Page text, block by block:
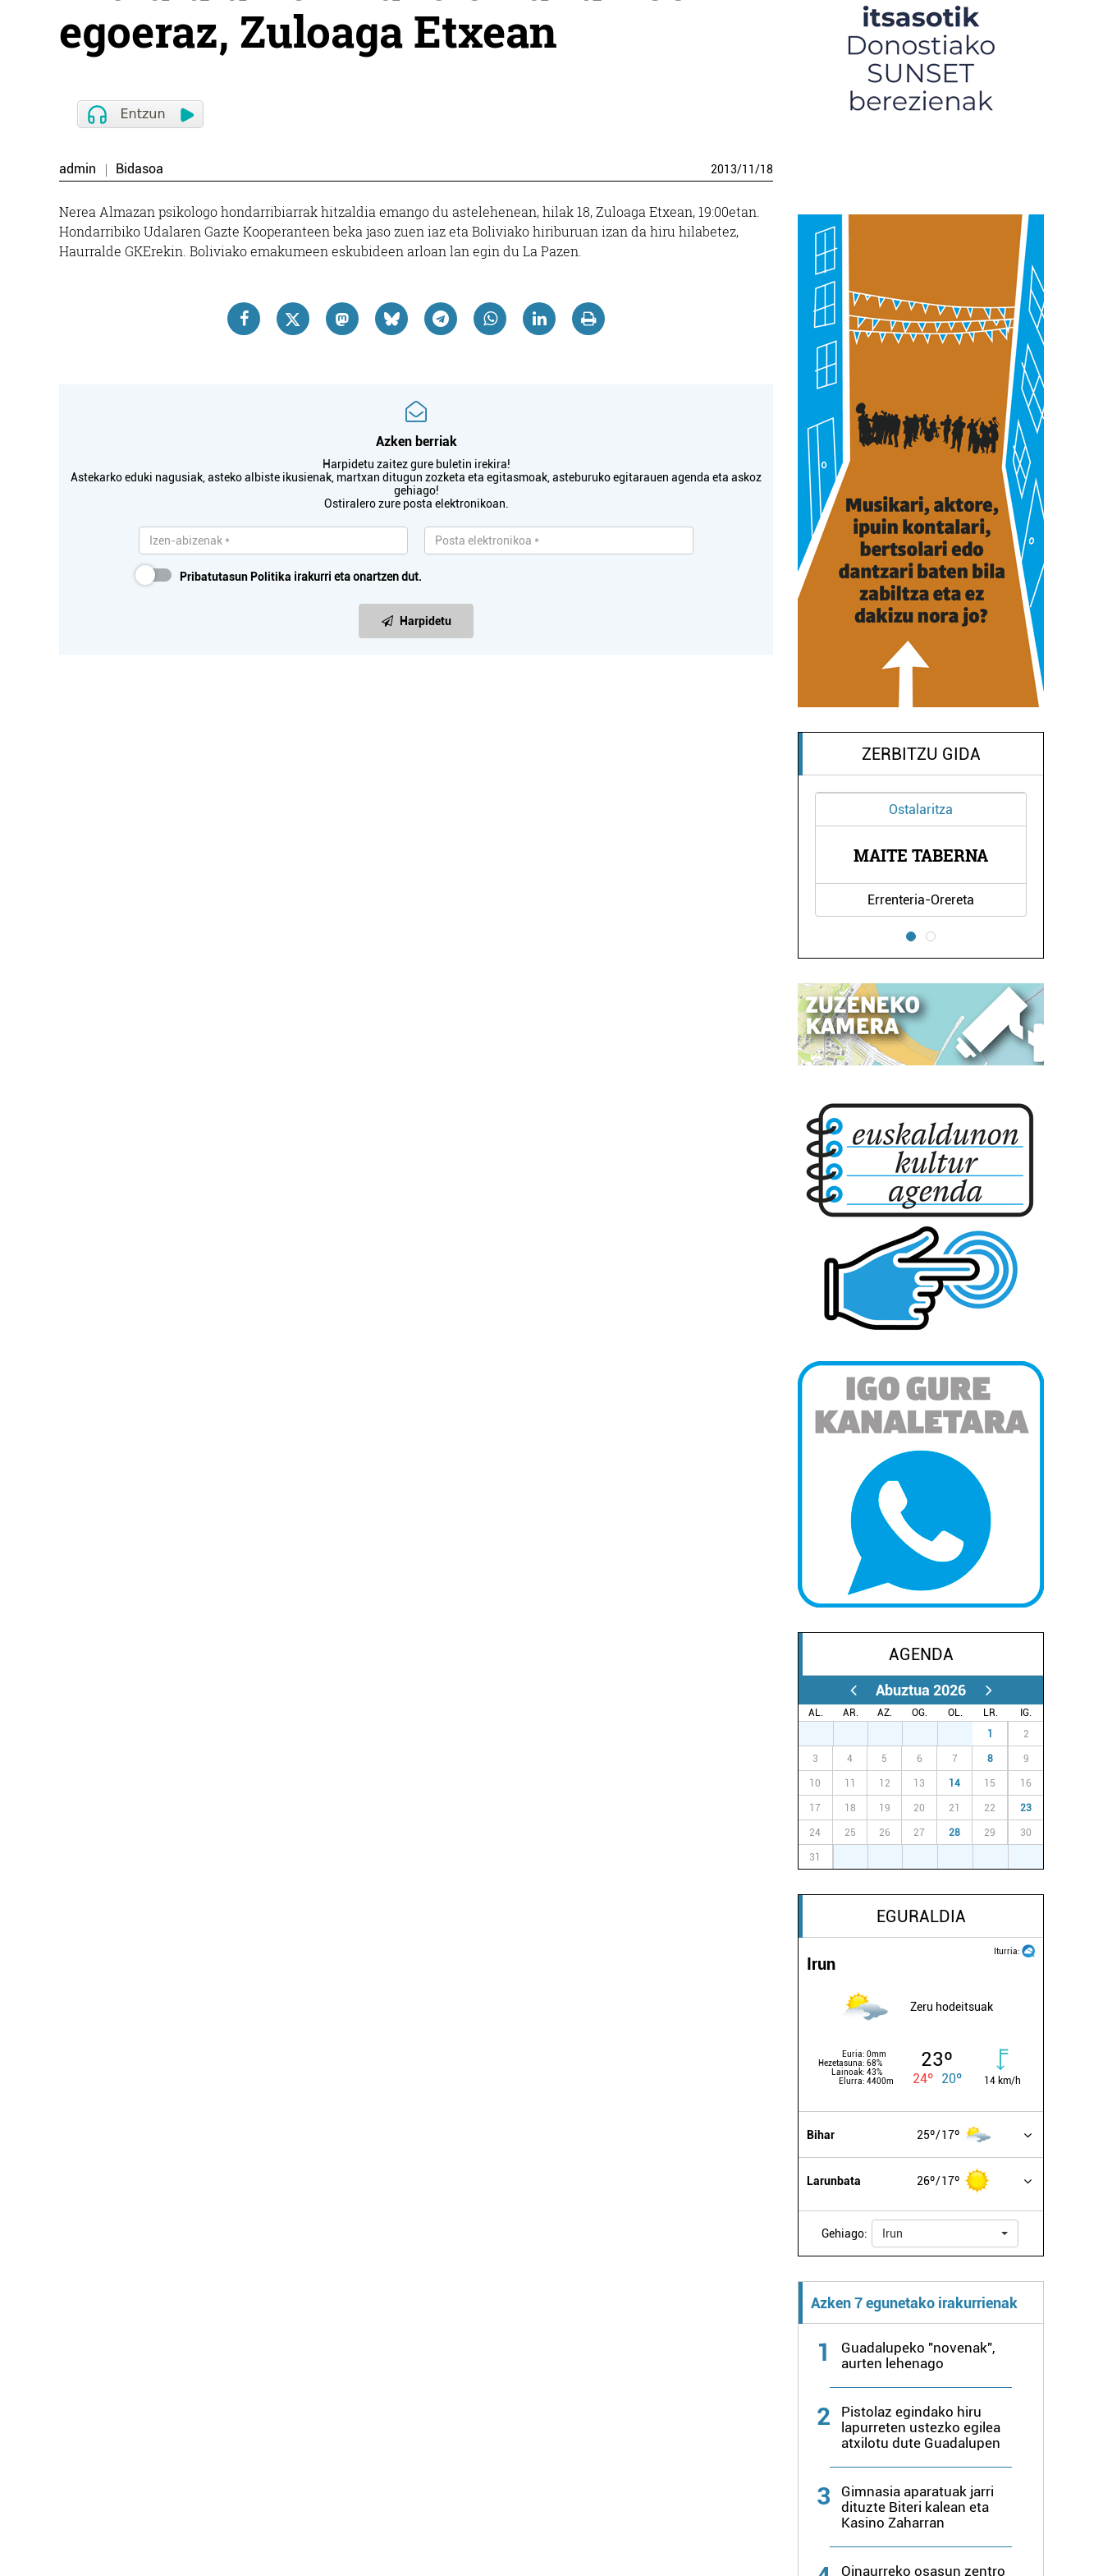
egoeraz, Zuloaga Etxean
admin Bidasoa 2013/11/18
Nerea Almazan psikologo hondarribiarrak hitzaldia emango du astelehenean, hilak 18, Zuloaga Etxean, 19:00etan.
Hondarribiko Udalaren Gazte Kooperanteen beka jaso zuen iaz eta Boliviako hiriburuan izan da hiru hilabetez,
Haurralde GKErekin. Boliviako emakumeen eskubideen arloan lan egin du La Pazen.
Azken berriak
Harpidetu zaitez gure buletin irekira!
Astekarko eduki nagusiak, asteko albiste ikusienak, martxan ditugun zozketa eta egitasmoak, asteburuko egitarauen agenda eta askoz
gehiago!
Ostiralero zure posta elektronikoan.
Pribatutasun Politika irakurri eta onartzen dut.
Harpidetu
ZERBITZU GIDA
Ostalaritza
MAITE TABERNA
Errenteria-Orereta
AGENDA
Abuztua 2026
AL. AR. AZ. OG. OL. LR.
IG.
1 2
3 4 5 6 7 8 9
10 11 12 13 14 15 16
17 18 19 20 21 22 23
24 25 26 27 28 29 30
31
EGURALDIA
Iturria:
Irun
Zeru hodeitsuak
Euria: 0mm
Hezetasuna: 68%
Lainoak: 43%
Elurra: 4400m
23º
24º 20º 14 km/h
Bihar 25º 17º
Larunbata 26º 17º
Gehiago: Irun
Azken 7 egunetako irakurrienak
1
Guadalupeko "novenak",
aurten lehenago
2
Pistolaz egindako hiru
lapurreten ustezko egilea
atxilotu dute Guadalupen
3
Gimnasia aparatuak jarri
dituzte Biteri kalean eta
Kasino Zaharran
Oinaurreko osasun zentro